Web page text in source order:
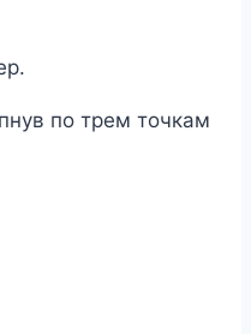
по трем точкам